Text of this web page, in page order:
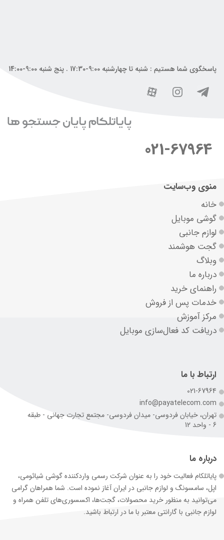
پاسخگوی شما هستیم : شنبه تا چهارشنبه 9:00-17:30 . پنج شنبه 9:00-14:00
021-67964
منوی وب‌سایت
خانه
گوشی موبایل
لوازم جانبی
گجت هوشمند
وبلاگ
درباره ما
راهنمای خرید
خدمات پس از فروش
مرکز آموزش
دریافت کد فعال‌سازی موبایل
ارتباط با ما
021-67964
info@payatelecom.com
تهران، خیابان فردوسی- میدان فردوسی- مجتمع تجارت جهانی - طبقه
6 - واحد 12
درباره ما
پایاتلکام فعالیت خود را به عنوان شرکت رسمی وارد‌کننده گوشی شیائومی،
اپل، سامسونگ و لوازم جانبی در ایران آغاز نموده است. شما همراهان گرامی
می‌توانید به منظور خرید محصولات، گجت‌ها، اکسسوری‌های تلفن همراه و
لوازم جانبی با گارانتی معتبر با ما در ارتباط باشید.